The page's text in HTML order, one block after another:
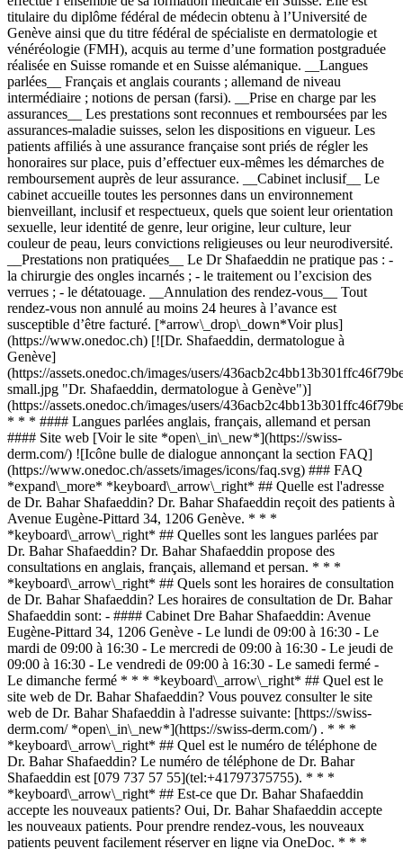
titulaire du diplôme fédéral de médecin obtenu à l’Université de
Genève ainsi que du titre fédéral de spécialiste en dermatologie et
vénéréologie (FMH), acquis au terme d’une formation postgraduée
réalisée en Suisse romande et en Suisse alémanique. __Langues
parlées__ Français et anglais courants ; allemand de niveau
intermédiaire ; notions de persan (farsi). __Prise en charge par les
assurances__ Les prestations sont reconnues et remboursées par les
assurances-maladie suisses, selon les dispositions en vigueur. Les
patients affiliés à une assurance française sont priés de régler les
honoraires sur place, puis d’effectuer eux-mêmes les démarches de
remboursement auprès de leur assurance. __Cabinet inclusif__ Le
cabinet accueille toutes les personnes dans un environnement
bienveillant, inclusif et respectueux, quels que soient leur orientation
sexuelle, leur identité de genre, leur origine, leur culture, leur
couleur de peau, leurs convictions religieuses ou leur neurodiversité.
__Prestations non pratiquées__ Le Dr Shafaeddin ne pratique pas : -
la chirurgie des ongles incarnés ; - le traitement ou l’excision des
verrues ; - le détatouage. __Annulation des rendez-vous__ Tout
rendez-vous non annulé au moins 24 heures à l’avance est
susceptible d’être facturé. [*arrow\_drop\_down*Voir plus]
(https://www.onedoc.ch) [![Dr. Shafaeddin, dermatologue à
Genève]
(https://assets.onedoc.ch/images/users/
small.jpg "Dr. Shafaeddin, dermatologue à Genève")]
(https://assets.onedoc.ch/images/users/
* * * #### Langues parlées anglais, français, allemand et persan
#### Site web [Voir le site *open\_in\_new*](https://swiss-
derm.com/) ![Icône bulle de dialogue annonçant la section FAQ]
(https://www.onedoc.ch/assets/images/icons/faq.svg) ### FAQ
*expand\_more* *keyboard\_arrow\_right* ## Quelle est l'adresse
de Dr. Bahar Shafaeddin? Dr. Bahar Shafaeddin reçoit des patients à
Avenue Eugène-Pittard 34, 1206 Genève. * * *
*keyboard\_arrow\_right* ## Quelles sont les langues parlées par
Dr. Bahar Shafaeddin? Dr. Bahar Shafaeddin propose des
consultations en anglais, français, allemand et persan. * * *
*keyboard\_arrow\_right* ## Quels sont les horaires de consultation
de Dr. Bahar Shafaeddin? Les horaires de consultation de Dr. Bahar
Shafaeddin sont: - #### Cabinet Dre Bahar Shafaeddin: Avenue
Eugène-Pittard 34, 1206 Genève - Le lundi de 09:00 à 16:30 - Le
mardi de 09:00 à 16:30 - Le mercredi de 09:00 à 16:30 - Le jeudi de
09:00 à 16:30 - Le vendredi de 09:00 à 16:30 - Le samedi fermé -
Le dimanche fermé * * * *keyboard\_arrow\_right* ## Quel est le
site web de Dr. Bahar Shafaeddin? Vous pouvez consulter le site
web de Dr. Bahar Shafaeddin à l'adresse suivante: [https://swiss-
derm.com/ *open\_in\_new*](https://swiss-derm.com/) . * * *
*keyboard\_arrow\_right* ## Quel est le numéro de téléphone de
Dr. Bahar Shafaeddin? Le numéro de téléphone de Dr. Bahar
Shafaeddin est [079 737 57 55](tel:+41797375755). * * *
*keyboard\_arrow\_right* ## Est-ce que Dr. Bahar Shafaeddin
accepte les nouveaux patients? Oui, Dr. Bahar Shafaeddin accepte
les nouveaux patients. Pour prendre rendez-vous, les nouveaux
patients peuvent facilement réserver en ligne via OneDoc. * * *